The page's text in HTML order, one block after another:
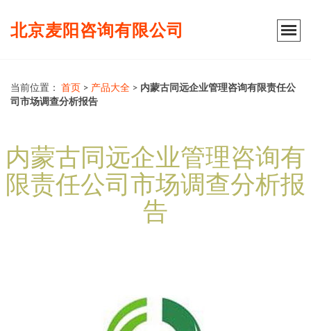
北京麦阳咨询有限公司
当前位置： 首页 > 产品大全 > 内蒙古同远企业管理咨询有限责任公
司市场调查分析报告
内蒙古同远企业管理咨询有
限责任公司市场调查分析报
告